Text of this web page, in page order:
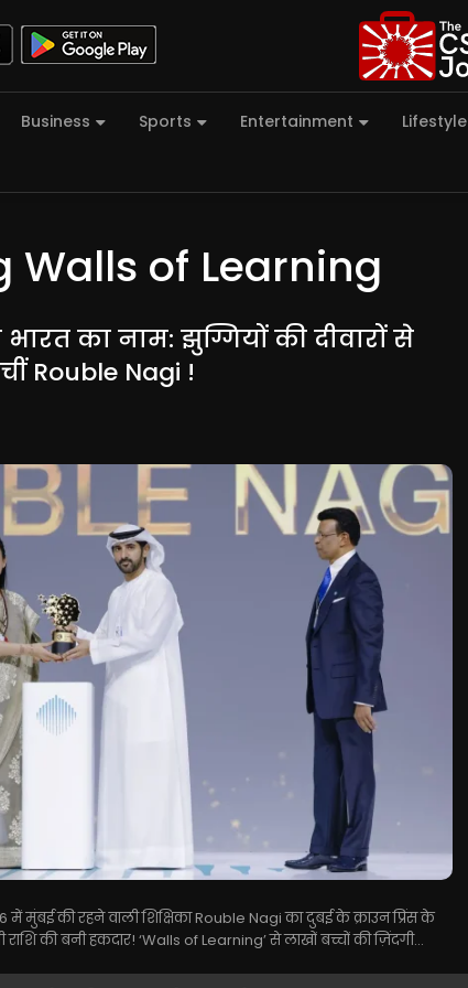
Business Sports Entertainment Lifestyle
Walls of Learning
का नाम: झुग्गियों की दीवारों से
Rouble Nagi !
मुंबई की रहने वाली शिक्षिका Rouble Nagi का दुबई के क्राउन प्रिंस के
राशि की बनी हकदार! ‘Walls of Learning’ से लाखों बच्चों की ज़िंदगी...